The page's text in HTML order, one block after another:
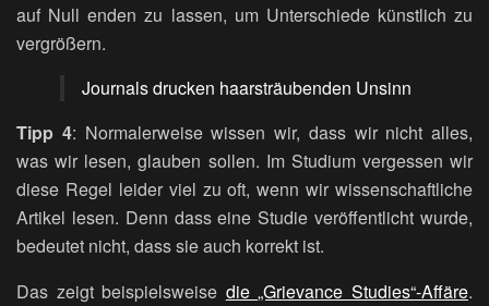
auf Null enden zu lassen, um Unterschiede künstlich zu
vergrößern.
Journals drucken haarsträubenden Unsinn
Tipp 4: Normalerweise wissen wir, dass wir nicht alles,
was wir lesen, glauben sollen. Im Studium vergessen wir
diese Regel leider viel zu oft, wenn wir wissenschaftliche
Artikel lesen. Denn dass eine Studie veröffentlicht wurde,
bedeutet nicht, dass sie auch korrekt ist.
Das zeigt beispielsweise die „Grievance Studies“-Affäre.